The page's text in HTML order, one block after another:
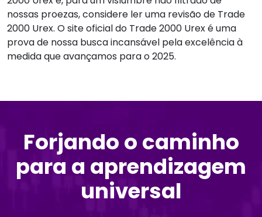
nossas proezas, considere ler uma revisão de Trade
2000 Urex. O site oficial do Trade 2000 Urex é uma
prova de nossa busca incansável pela excelência à
medida que avançamos para o 2025.
Forjando o caminho
para a aprendizagem
universal